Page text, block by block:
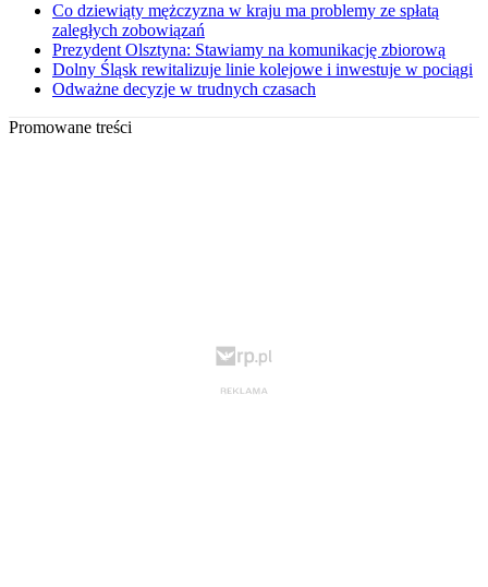
Co dziewiąty mężczyzna w kraju ma problemy ze spłatą
zaległych zobowiązań
Prezydent Olsztyna: Stawiamy na komunikację zbiorową
Dolny Śląsk rewitalizuje linie kolejowe i inwestuje w pociągi
Odważne decyzje w trudnych czasach
Promowane treści